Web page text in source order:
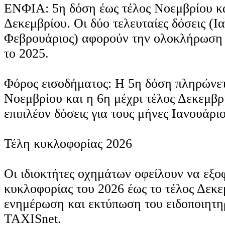
ΕΝΦΙΑ: 5η δόση έως τέλος Νοεμβρίου
Δεκεμβρίου. Οι δύο τελευταίες δόσεις
Φεβρουάριος) αφορούν την ολοκλήρωση
το 2025.
Φόρος εισοδήματος: Η 5η δόση
Νοεμβρίου και η 6η μέχρι τέλος
επιπλέον δόσεις για τους μήνες
Τέλη κυκλοφορίας 2026
Οι ιδιοκτήτες οχημάτων οφείλουν να
κυκλοφορίας του 2026 έως το τέλος
ενημέρωση και εκτύπωση του
TAXISnet.